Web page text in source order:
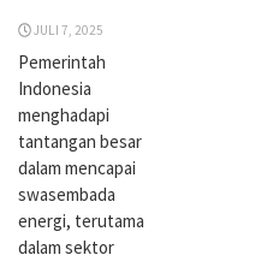
JULI 7, 2025
Pemerintah
Indonesia
menghadapi
tantangan besar
dalam mencapai
swasembada
energi, terutama
dalam sektor